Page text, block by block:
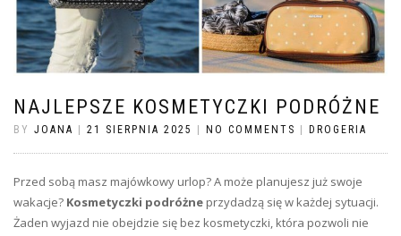
NAJLEPSZE KOSMETYCZKI PODRÓŻNE
BY JOANA 21 SIERPNIA 2025 NO COMMENTS DROGERIA
Przed sobą masz majówkowy urlop? A może planujesz już swoje
wakacje? Kosmetyczki podróżne przydadzą się w każdej sytuacji.
Żaden wyjazd nie obejdzie się bez kosmetyczki, która pozwoli nie